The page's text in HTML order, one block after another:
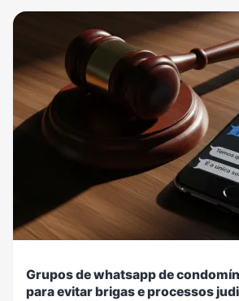
Grupos de whatsapp de
para evitar brigas e processos